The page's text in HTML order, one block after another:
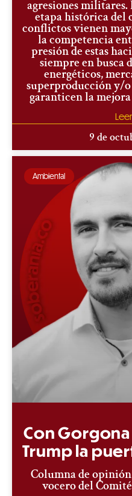
agresiones militares.
etapa histórica del
conflictos vienen
la competencia
presión de estas
siempre en busca
energéticos,
superproducción y/o
garanticen la mejora
9 de
Ambiental
Con
Trump la
Columna de
vocero del